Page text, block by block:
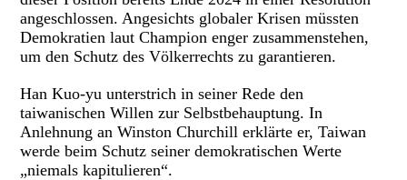
angeschlossen. Angesichts globaler Krisen müssten
Demokratien laut Champion enger zusammenstehen,
um den Schutz des Völkerrechts zu garantieren.
Han Kuo-yu unterstrich in seiner Rede den
taiwanischen Willen zur Selbstbehauptung. In
Anlehnung an Winston Churchill erklärte er, Taiwan
werde beim Schutz seiner demokratischen Werte
„niemals kapitulieren“.